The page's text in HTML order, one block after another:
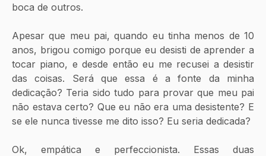
boca de outros.
Apesar que meu pai, quando eu tinha menos de 10
anos, brigou comigo porque eu desisti de aprender a
tocar piano, e desde então eu me recusei a desistir
das coisas. Será que essa é a fonte da minha
dedicação? Teria sido tudo para provar que meu pai
não estava certo? Que eu não era uma desistente? E
se ele nunca tivesse me dito isso? Eu seria dedicada?
Ok, empática e perfeccionista. Essas duas